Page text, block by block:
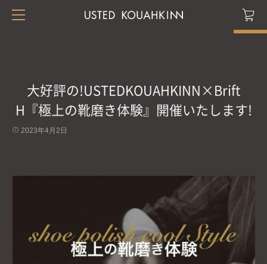
大好評の!USTEDKOUAHKINN×Brift
H『極上の靴磨き体験』開催いたします!
2023年4月2日